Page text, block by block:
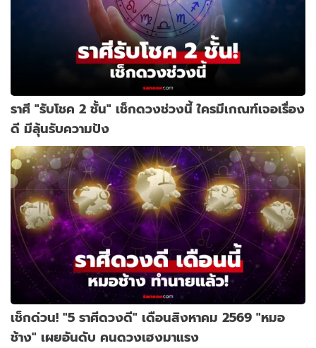
ราศี "รับโชค 2 ชั้น" เช็กดวงช่วงนี้ ใครมีเกณฑ์เจอเรื่อง
ดี มีลุ้นรับความปัง
เช็กด่วน! "5 ราศีดวงดี" เดือนสิงหาคม 2569 "หมอ
ช้าง" เผยอันดับ คนดวงเฮงมาแรง